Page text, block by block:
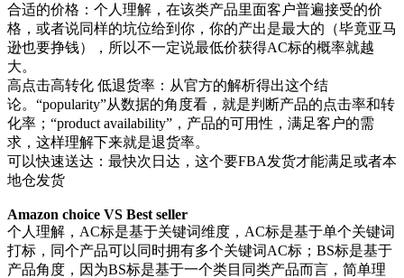
合适的价格：个人理解，在该类产品里面客户普遍接受的价
格，或者说同样的坑位给到你，你的产出是最大的（毕竟亚马
逊也要挣钱），所以不一定说最低价获得AC标的概率就越
大。
高点击高转化 低退货率：从官方的解析得出这个结
论。“popularity”从数据的角度看，就是判断产品的点击率和转
化率；“product availability”，产品的可用性，满足客户的需
求，这样理解下来就是退货率。
可以快速送达：最快次日达，这个要FBA发货才能满足或者本
地仓发货
Amazon choice VS Best seller
个人理解，AC标是基于关键词维度，AC标是基于单个关键词
打标，同个产品可以同时拥有多个关键词AC标；BS标是基于
产品角度，因为BS标是基于一个类目同类产品而言，简单理